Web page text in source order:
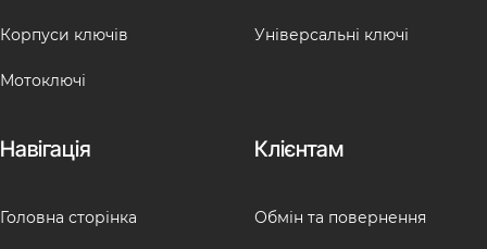
Корпуси ключів
Мотоключі
Універсальні ключі
Навігація
Головна сторінка
Клієнтам
Обмін та повернення